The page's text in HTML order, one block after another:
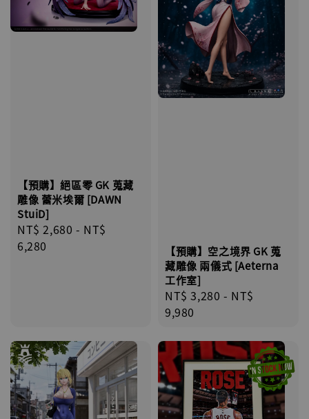
【預購】絕區零 GK 蒐藏
雕像 蕾米埃爾 [DAWN
StuiD]
Regular
price
NT$ 2,680 - NT$
6,280
【預購】空之境界 GK 蒐
藏雕像 兩儀式 [Aeterna
工作室]
Regular
price
NT$ 3,280 - NT$
9,980